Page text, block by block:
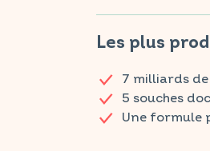
actives, pour une
Retrouvez vos
Les plus
7 milliards
5 souches
Une formule